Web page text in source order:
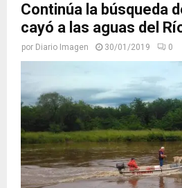
Continúa la búsqueda
cayó a las aguas del
por Diario Imagen 30/01/2019 0